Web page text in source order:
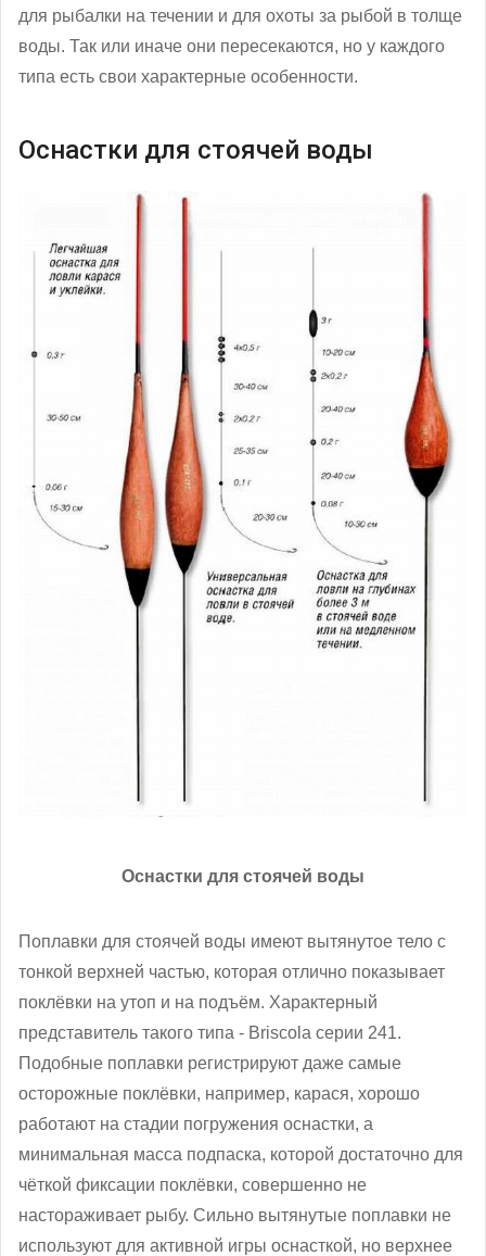
для рыбалки на течении и для охоты за рыбой в толще
воды. Так или иначе они пересекаются, но у каждого
типа есть свои характерные особенности.
Оснастки для стоячей воды
Оснастки для стоячей воды
Поплавки для стоячей воды имеют вытянутое тело с
тонкой верхней частью, которая отлично показывает
поклёвки на утоп и на подъём. Характерный
представитель такого типа - Briscola серии 241.
Подобные поплавки регистрируют даже самые
осторожные поклёвки, например, карася, хорошо
работают на стадии погружения оснастки, а
минимальная масса подпаска, которой достаточно для
чёткой фиксации поклёвки, совершенно не
настораживает рыбу. Сильно вытянутые поплавки не
используют для активной игры оснасткой, но верхнее